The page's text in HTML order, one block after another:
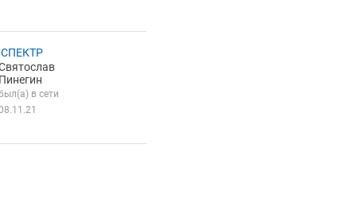
Пинегин
в сети